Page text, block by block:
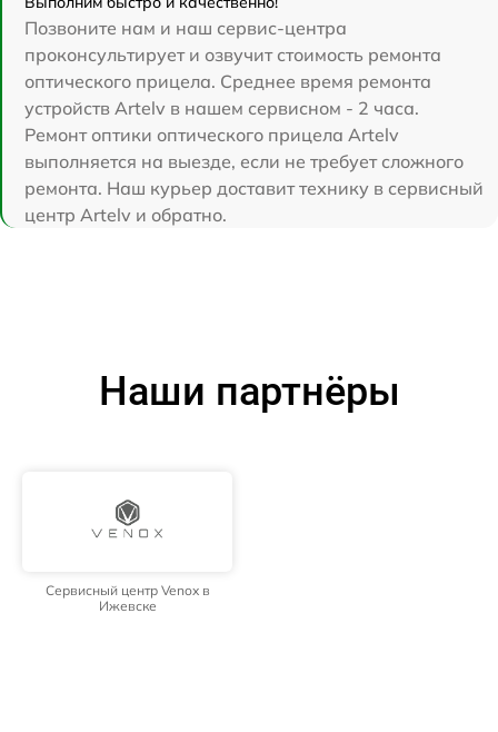
Позвоните нам и наш сервис-центра
проконсультирует и озвучит стоимость ремонта
оптического прицела. Среднее время ремонта
устройств Artelv в нашем сервисном - 2 часа.
Ремонт оптики оптического прицела Artelv
выполняется на выезде, если не требует сложного
ремонта. Наш курьер доставит технику в сервисный
центр Artelv и обратно.
Наши партнёры
Сервисный центр Venox в
Ижевске